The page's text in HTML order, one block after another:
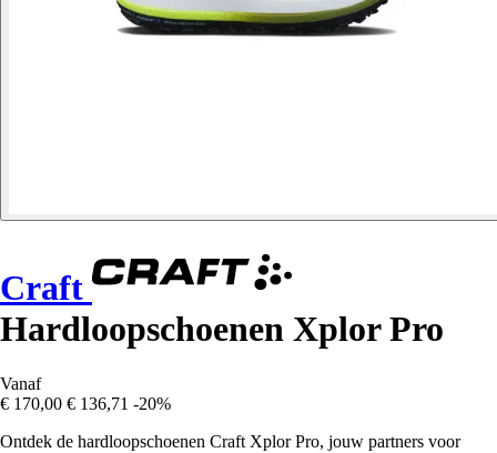
Craft
Hardloopschoenen Xplor Pro
Vanaf
€ 170,00 € 136,71 -20%
Ontdek de hardloopschoenen Craft Xplor Pro, jouw partners voor